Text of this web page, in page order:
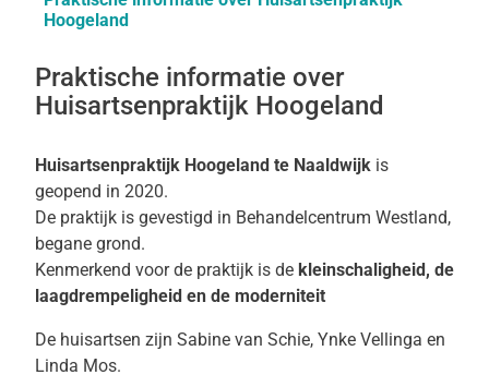
Hoogeland
Praktische informatie over
Huisartsenpraktijk Hoogeland
Huisartsenpraktijk Hoogeland te Naaldwijk is
geopend in 2020.
De praktijk is gevestigd in Behandelcentrum Westland,
begane grond.
Kenmerkend voor de praktijk is de kleinschaligheid, de
laagdrempeligheid en de moderniteit
De huisartsen zijn Sabine van Schie, Ynke Vellinga en
Linda Mos.